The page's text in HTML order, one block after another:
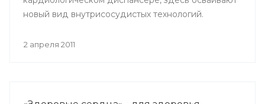
новый вид внутрисосудистых технологий.
показательных операций детям с врожденными
2 апреля 2011